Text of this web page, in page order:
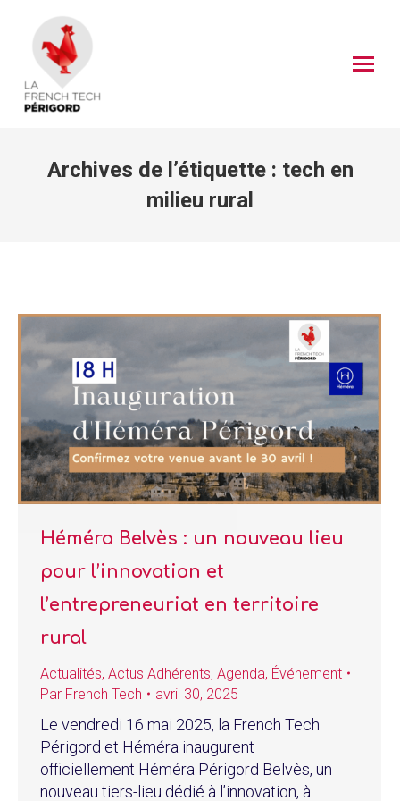
Archives de l’étiquette : tech en
milieu rural
Héméra Belvès : un nouveau lieu
pour l’innovation et
l’entrepreneuriat en territoire
rural
Actualités, Actus Adhérents, Agenda, Événement
Par French Tech avril 30, 2025
Le vendredi 16 mai 2025, la French Tech
Périgord et Héméra inaugurent
officiellement Héméra Périgord Belvès, un
nouveau tiers-lieu dédié à l’innovation, à